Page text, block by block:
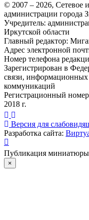
© 2007 – 2026, Сетевое
администрации города
Учредитель:
Иркутской области
Главный редактор:
Адрес электронной
Номер телефона
Зарегистрирован в
связи,
коммуникаций
Регистрационный
2018 г.
Версия для
Разработка сайта:
Публикация миниатюры
×